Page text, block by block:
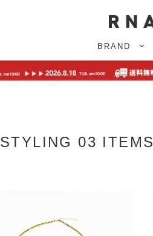
BRAND
STYLING 03 ITEMS